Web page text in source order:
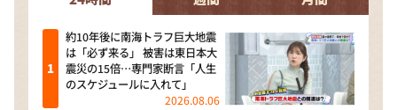
約10年後に南海トラフ巨大地震
は「必ず来る」 被害は東日本大
震災の15倍…専門家断言「人生
のスケジュールに入れて」
2026.08.06